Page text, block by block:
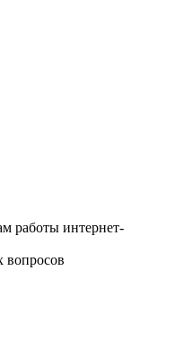
работы интернет-
вопросов